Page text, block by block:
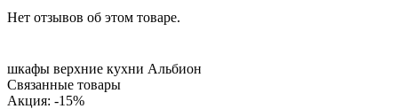
Нет отзывов об этом товаре.
шкафы верхние кухни Альбион
Связанные товары
Акция: -15%